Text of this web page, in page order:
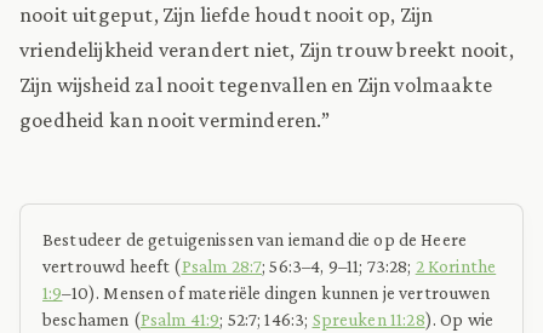
nooit uitgeput, Zijn liefde houdt nooit op, Zijn
vriendelijkheid verandert niet, Zijn trouw breekt nooit,
Zijn wijsheid zal nooit tegenvallen en Zijn volmaakte
goedheid kan nooit verminderen.”
Bestudeer de getuigenissen van iemand die op de Heere
vertrouwd heeft (Psalm 28:7; 56:3–4, 9–11; 73:28; 2 Korinthe
1:9–10). Mensen of materiële dingen kunnen je vertrouwen
beschamen (Psalm 41:9; 52:7; 146:3; Spreuken 11:28). Op wie